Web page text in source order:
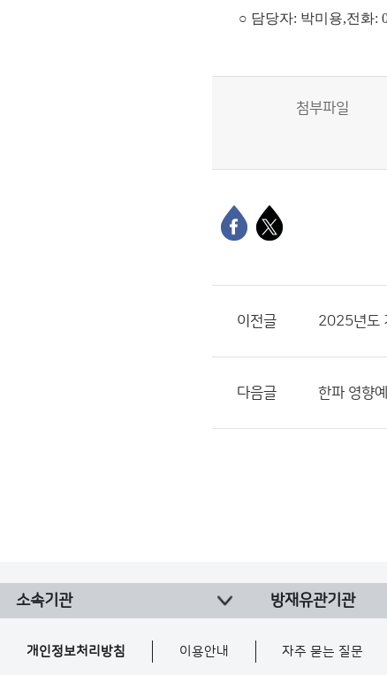
○ 담당자: 박미용,전화:
첨부파일
이전글 2025년도
다음글 한파 영향
소속기관 방재유관기관
개인정보처리방침 이용안내 자주 묻는 질문